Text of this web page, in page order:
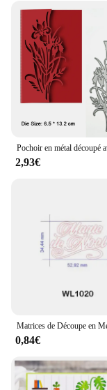
2,93€
0,84€